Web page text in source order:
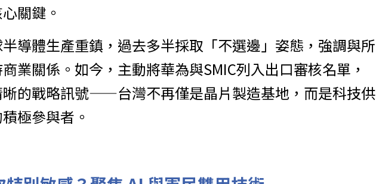
關鍵。
導體生產重鎮，過去多半採取「不選邊」姿態，強調與所
業關係。如今，主動將華為與SMIC列入出口審核名單，
晰的戰略訊號——台灣不再僅是晶片製造基地，而是科技供
極參與者。